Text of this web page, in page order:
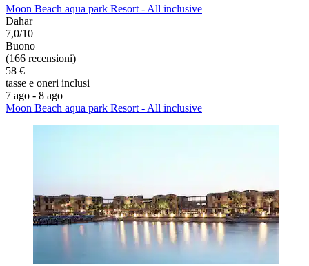
Moon Beach aqua park Resort - All inclusive
Dahar
7,0/10
Buono
(166 recensioni)
58 €
tasse e oneri inclusi
7 ago - 8 ago
Moon Beach aqua park Resort - All inclusive